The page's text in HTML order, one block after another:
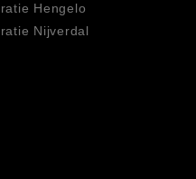
Hengelo
Nijverdal